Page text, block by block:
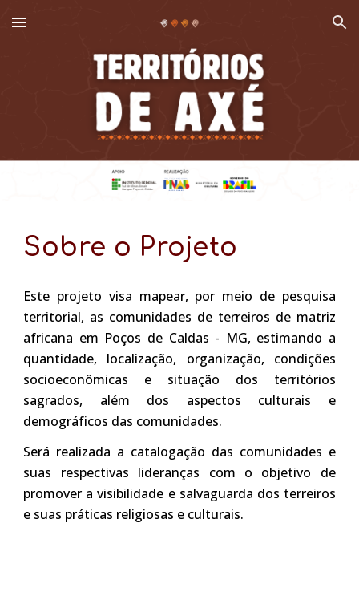
Skip to main content Skip to navigation
Sobre o Projeto
Este projeto visa mapear, por meio de pesquisa
territorial, as comunidades de terreiros de matriz
africana em Poços de Caldas - MG, estimando a
quantidade, localização, organização, condições
socioeconômicas e situação dos territórios
sagrados, além dos aspectos culturais e
demográficos das comunidades.
Será realizada a catalogação das comunidades e
suas respectivas lideranças com o objetivo de
promover a visibilidade e salvaguarda dos terreiros
e suas práticas religiosas e culturais.